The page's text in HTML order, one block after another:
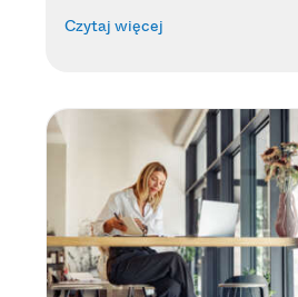
Czytaj więcej